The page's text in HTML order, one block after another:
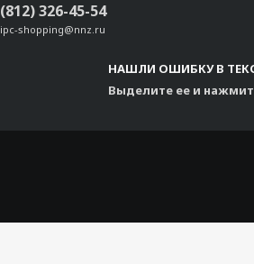
(812) 326-45-54
ipc-shopping@nnz.ru
НАШЛИ ОШИБКУ В
Выделите ее и